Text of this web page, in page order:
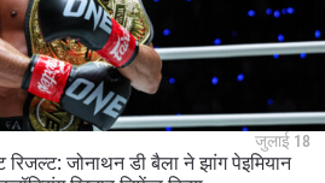
जुलाई 18
जोनाथन डी बैला ने झांग पेइमियान